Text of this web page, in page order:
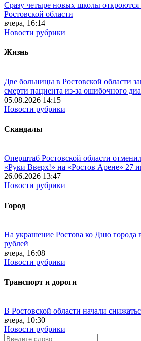
Сразу четыре новых школы откроются
Ростовской области
вчера, 16:14
Новости рубрики
Жизнь
Две больницы в Ростовской области
смерти пациента из-за ошибочного
05.08.2026 14:15
Новости рубрики
Скандалы
Оперштаб Ростовской области
«Руки Вверх!» на «Ростов Арене» 27
26.06.2026 13:47
Новости рубрики
Город
На украшение Ростова ко Дню города
рублей
вчера, 16:08
Новости рубрики
Транспорт и дороги
В Ростовской области начали
вчера, 10:30
Новости рубрики